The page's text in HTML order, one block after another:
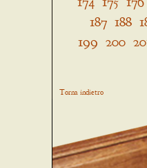
187 188
199 200
Torna indietro